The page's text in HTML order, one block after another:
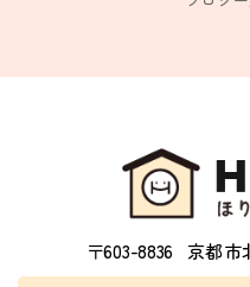
〒603-8836 京都市